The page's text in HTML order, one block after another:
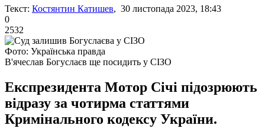
Текст: Костянтин Катишев, 30 листопада 2023, 18:43
0
2532
Фото: Українська правда
В'ячеслав Богуслаєв ще посидить у СІЗО
Експрезидента Мотор Січі підозрюють
відразу за чотирма статтями
Кримінального кодексу України.